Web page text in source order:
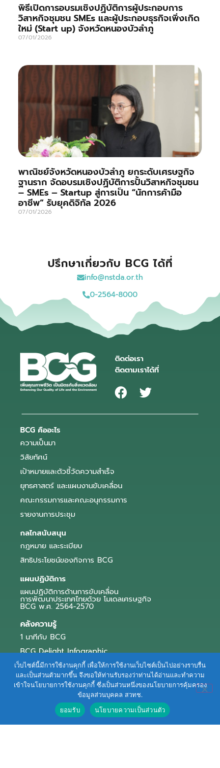
พิธีเปิดการอบรมเชิงปฏิบัติการผู้ประกอบการ
วิสาหกิจชุมชน SMEs และผู้ประกอบธุรกิจเพิ่งเกิด
ใหม่ (Start up) จังหวัดหนองบัวลำภู
07/01/2026
พาณิชย์จังหวัดหนองบัวลำภู ยกระดับเศรษฐกิจ
ฐานราก จัดอบรมเชิงปฏิบัติการปั้นวิสาหกิจชุมชน
– SMEs – Startup สู่การเป็น “นักการค้ามือ
อาชีพ” รับยุคดิจิทัล 2026
07/01/2026
ปรึกษาเกี่ยวกับ BCG ได้ที่
info@nstda.or.th
0-2564-8000
ติดต่อเรา
ติดตามเราได้ที่
BCG คืออะไร
ความเป็นมา
วิสัยทัศน์
เป้าหมายและตัวชี้วัดความสำเร็จ
ยุทธศาสตร์ และแผนงานขับเคลื่อน
คณะกรรมการและคณะอนุกรรมการ
รายงานการประชุม
กลไกสนับสนุน
กฎหมาย และระเบียบ
สิทธิประโยชน์ของกิจการ BCG
แผนปฏิบัติการ
แผนปฏิบัติการด้านการขับเคลื่อน
การพัฒนาประเทศไทยด้วย โมเดลเศรษฐกิจ
BCG พ.ศ. 2564-2570
คลังความรู้
1 นาทีกับ BCG
BCG Delight Infographic
สื่อประชาสัมพันธ์
e-Book Series
ตัวอย่างธุรกิจ BCG
ข่าวและบทความ
เว็บไซต์นี้มีการใช้งานคุกกี้ เพื่อให้การใช้งานเว็บไซต์เป็นไปอย่างราบรื่น
และเป็นส่วนตัวมากขึ้น จึงขอให้ท่านรับรองว่าท่านได้อ่านและทำความ
เข้าใจนโยบายการใช้งานคุกกี้ ซึ่งเป็นส่วนหนึ่งของนโยบายการคุ้มครอง
ข้อมูลส่วนบุคคล สวทช.
ยอมรับ
นโยบายความเป็นส่วนตัว